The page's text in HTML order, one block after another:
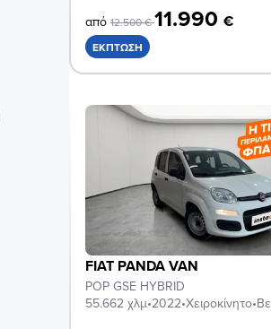
από12.500 €11.990€
ΈΚΠΤΩΣΗ
FIAT PANDA VAN
POP GSE HYBRID
55.662 χλμ•2022•Χειροκίνητο•